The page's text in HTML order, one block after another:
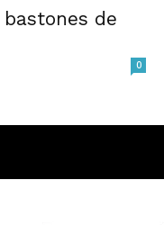
de
0